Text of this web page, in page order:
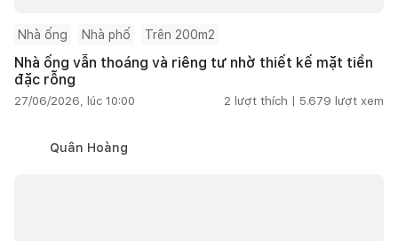
Nhà ống Nhà phố Trên 200m2
Nhà ống vẫn thoáng và riêng tư nhờ thiết kế mặt tiền
đặc rỗng
27/06/2026, lúc 10:00 2 lượt thích | 5.679 lượt xem
Quân Hoàng